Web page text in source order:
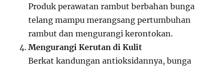
Produk perawatan rambut berbahan bunga
telang mampu merangsang pertumbuhan
rambut dan mengurangi kerontokan.
Mengurangi Kerutan di Kulit
Berkat kandungan antioksidannya, bunga